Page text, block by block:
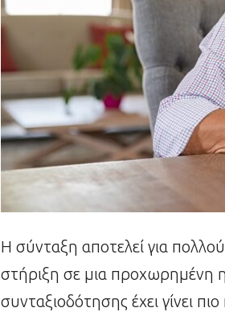
Η σύνταξη αποτελεί για
στήριξη σε μια προχωρημένη
συνταξιοδότησης έχει γίνει